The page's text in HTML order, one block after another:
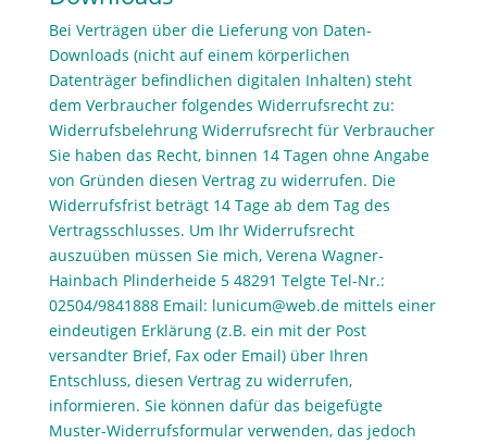
Bei Verträgen über die Lieferung von Daten-
Downloads (nicht auf einem körperlichen
Datenträger befindlichen digitalen Inhalten) steht
dem Verbraucher folgendes Widerrufsrecht zu:
Widerrufsbelehrung Widerrufsrecht für Verbraucher
Sie haben das Recht, binnen 14 Tagen ohne Angabe
von Gründen diesen Vertrag zu widerrufen. Die
Widerrufsfrist beträgt 14 Tage ab dem Tag des
Vertragsschlusses. Um Ihr Widerrufsrecht
auszuüben müssen Sie mich, Verena Wagner-
Hainbach Plinderheide 5 48291 Telgte Tel-Nr.:
02504/9841888 Email: lunicum@web.de mittels einer
eindeutigen Erklärung (z.B. ein mit der Post
versandter Brief, Fax oder Email) über Ihren
Entschluss, diesen Vertrag zu widerrufen,
informieren. Sie können dafür das beigefügte
Muster-Widerrufsformular verwenden, das jedoch